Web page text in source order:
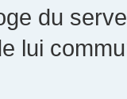
du
lui